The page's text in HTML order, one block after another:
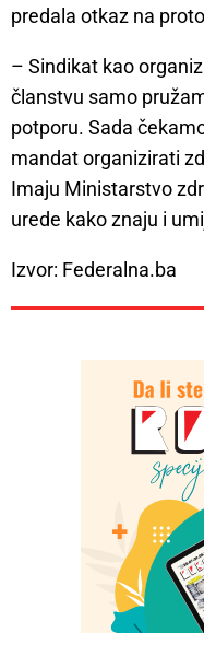
predala otkaz na
– Sindikat kao
članstvu samo
potporu. Sada
mandat organizirati
Imaju Ministarstvo
urede kako znaju i
Izvor: Federalna.ba